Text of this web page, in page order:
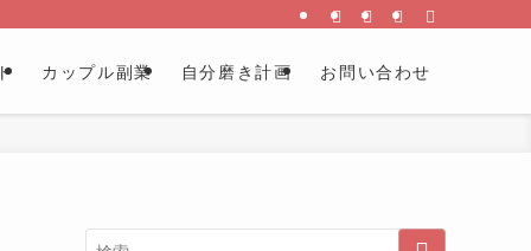
カップル副業 自分磨き計画 お問い合わせ